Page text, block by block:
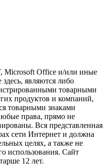
Microsoft Office и/или иные
являются либо
товарными
продуктов и компаний,
товарными знаками
права, прямо не
Вся представленная
сети Интернет и должна
целях, а также не
использования. Сайт
12 лет.